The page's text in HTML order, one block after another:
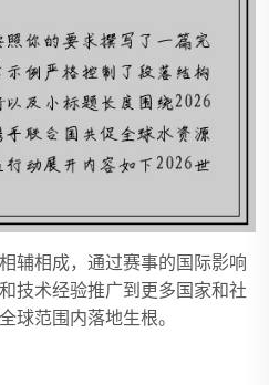
辅相成，通过赛事的国际影响
技术经验推广到更多国家和社
球范围内落地生根。